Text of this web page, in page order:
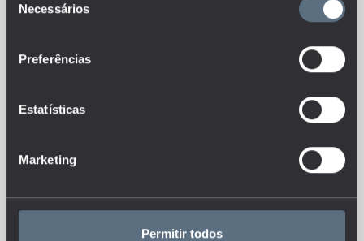
Necessários
Preferências
Estatísticas
Marketing
Permitir todos
conhecimento da situação atual, tendências de
evolução e dinâmicas estruturais do sistema de ensino